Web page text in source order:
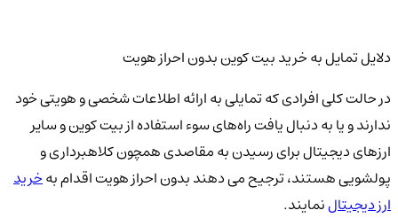
دلایل تمایل به خرید بیت کوین بدون احراز هویت
در حالت کلی افرادی که تمایلی به ارائه اطلاعات شخصی و هویتی خود
ندارند و یا به دنبال یافت راه‌های سوء استفاده از بیت کوین و سایر
ارزهای دیجیتال برای رسیدن به مقاصدی همچون کلاهبرداری و
پولشویی هستند، ترجیح می دهند بدون احراز هویت اقدام بهخرید
ارز دیجیتالنمایند.